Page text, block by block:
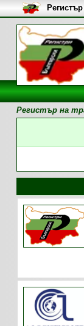
Регистър на